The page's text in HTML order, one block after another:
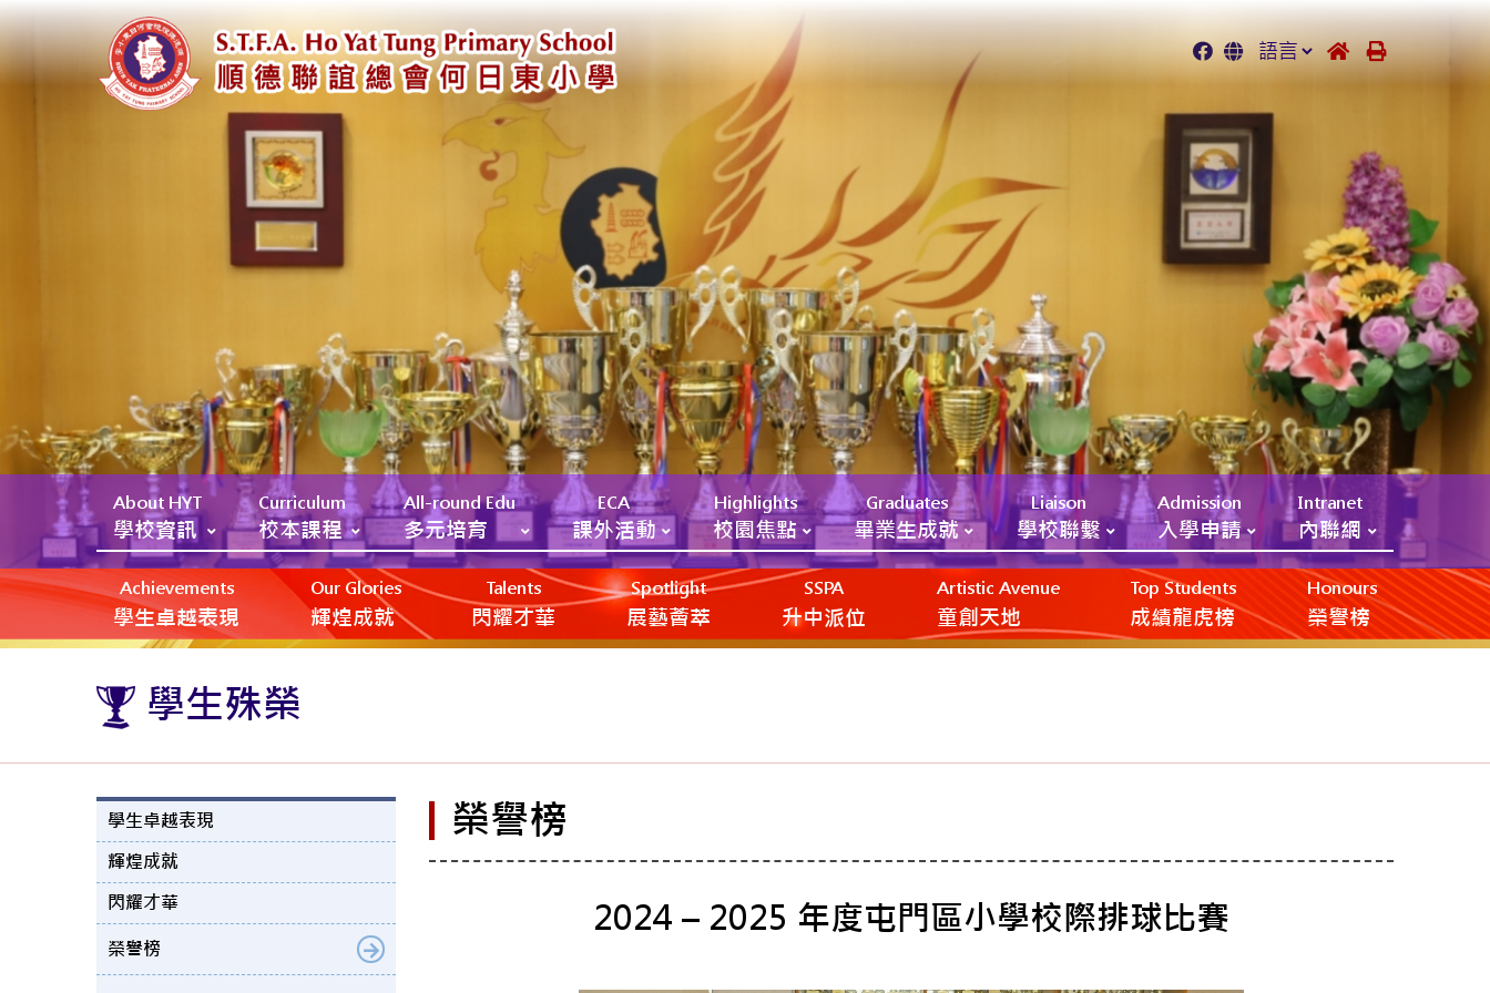
About HYT
學校資訊
Curriculum
校本課程
All-round Edu
多元培育
ECA
課外活動
Highlights
校園焦點
Graduates
畢業生成就
Liaison
學校聯繫
Admission
入學申請
Intranet
內聯網
Achievements
學生卓越表現
Our Glories
輝煌成就
Talents
閃耀才華
Spotlight
展藝薈萃
SSPA
升中派位
Artistic Avenue
‎‎‏‎ㅤ童創天地
Top Students
成績龍虎榜
Honours
榮譽榜
學生殊榮
學生卓越表現
輝煌成就
閃耀才華
榮譽榜
榮譽榜
2024 – 2025 年度屯門區小學校際排球比賽